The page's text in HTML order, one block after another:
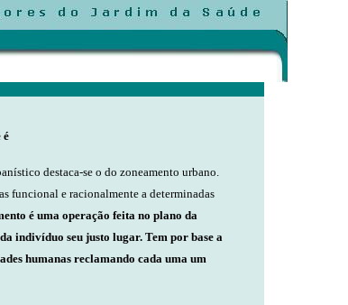
é
destaca-se o do zoneamento urbano.
funcional e racionalmente a determinadas
é uma operação feita no plano da
indivíduo seu justo lugar. Tem por base a
humanas reclamando cada uma um